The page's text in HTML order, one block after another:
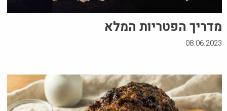
מדריך הפטריות המלא
08.06.2023